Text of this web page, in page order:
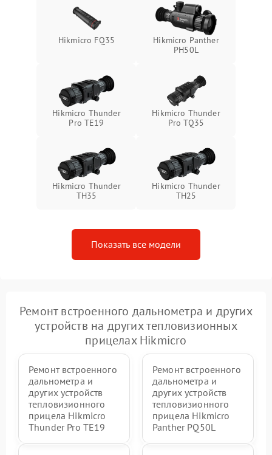
Неисправность системы
защиты от перегрева
1500 ₽ Подробнее →
Поломка системы защиты
от перенапряжения
Подробнее →
Поломка системы защиты
от замыкания
1500 ₽ Подробнее →
Hikmicro FQ35
Hikmicro Panther
PH50L
Hikmicro Thunder
Pro TE19
Hikmicro Thunder
Pro TQ35
Hikmicro Thunder
TH35
Hikmicro Thunder
TH25
Показать все модели
Ремонт встроенного дальнометра и других
устройств на других тепловизионных
прицелах Hikmicro
Ремонт встроенного
дальнометра и
других устройств
тепловизионного
прицела Hikmicro
Thunder Pro TE19
Ремонт встроенного
дальнометра и
других устройств
тепловизионного
прицела Hikmicro
Panther PQ50L